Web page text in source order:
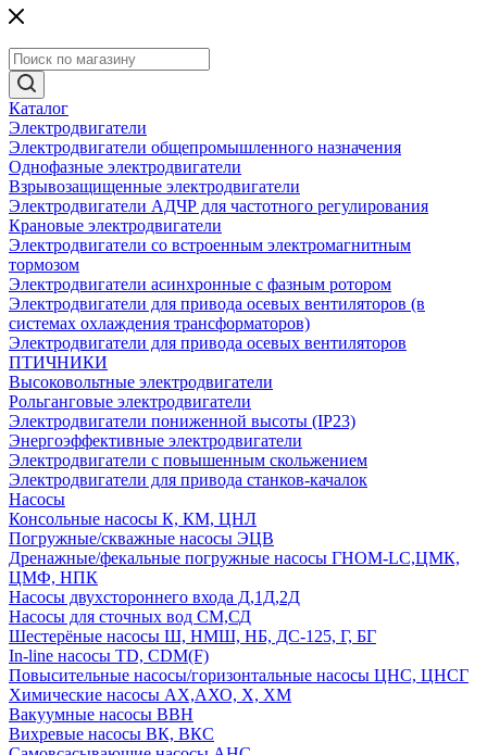
Каталог
Электродвигатели
Электродвигатели общепромышленного назначения
Однофазные электродвигатели
Взрывозащищенные электродвигатели
Электродвигатели АДЧР для частотного регулирования
Крановые электродвигатели
Электродвигатели со встроенным электромагнитным
тормозом
Электродвигатели асинхронные с фазным ротором
Электродвигатели для привода осевых вентиляторов (в
системах охлаждения трансформаторов)
Электродвигатели для привода осевых вентиляторов
ПТИЧНИКИ
Высоковольтные электродвигатели
Рольганговые электродвигатели
Электродвигатели пониженной высоты (IP23)
Энергоэффективные электродвигатели
Электродвигатели с повышенным скольжением
Электродвигатели для привода станков-качалок
Насосы
Консольные насосы К, КМ, ЦНЛ
Погружные/скважные насосы ЭЦВ
Дренажные/фекальные погружные насосы ГНОМ-LC,ЦМК,
ЦМФ, НПК
Насосы двухстороннего входа Д,1Д,2Д
Насосы для сточных вод СМ,СД
Шестерёные насосы Ш, НМШ, НБ, ДС-125, Г, БГ
In-line насосы TD, CDM(F)
Повысительные насосы/горизонтальные насосы ЦНС, ЦНСГ
Химические насосы АХ,АХО, Х, ХМ
Вакуумные насосы ВВН
Вихревые насосы ВК, ВКС